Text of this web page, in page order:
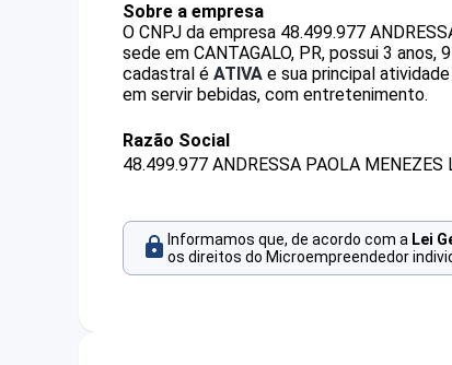
Sobre a empresa
O CNPJ da empresa 48.499.977
sede em CANTAGALO, PR, possui 3
cadastral é ATIVA e sua principal
em servir bebidas, com entretenimento.
Razão Social
48.499.977 ANDRESSA PAOLA MENEZES
Informamos que, de acordo com a Lei
os direitos do Microempreendedor